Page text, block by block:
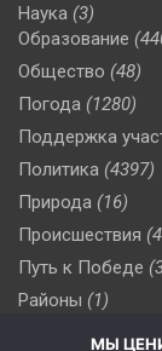
Наука (3)
Образование
Общество (48)
Погода (1280)
Поддержка
Политика (4397)
Природа (16)
Происшествия
Путь к Победе
Районы (1)
(510)
МЫ